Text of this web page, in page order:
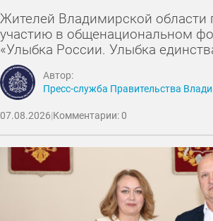
Жителей Владимирской области
участию в общенациональном
«Улыбка России. Улыбка
Автор:
Пресс-служба Правительства
07.08.2026|Комментарии: 0